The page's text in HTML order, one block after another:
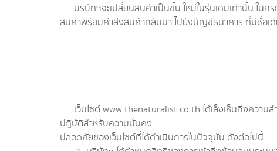
บริษัทฯจะเปลี่ยนสินค้าเป็นชิ้น ใหม่ในรุ่นเดิมเท่านั้น ในก
สินค้าพร้อมค่าส่งสินค้ากลับมา ไปยังบัญชีธนาคาร ที่มีชื่อเ
เว็บไซต์ www.thenaturalist.co.th ได้เล็งเห็นถึงควา
ปฏิบัติสำหรับความมั่นคง
ปลอดภัยของเว็บไซต์ที่ได้ดำเนินการในปัจจุบัน ดังต่อไปนี้